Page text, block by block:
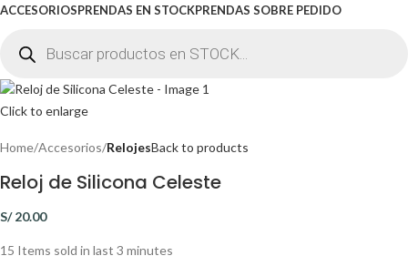
ACCESORIOSPRENDAS EN STOCKPRENDAS SOBRE PEDIDO
Click to enlarge
Home Accesorios RelojesBack to products
Reloj de Silicona Celeste
S/20.00
15 Items sold in last 3 minutes